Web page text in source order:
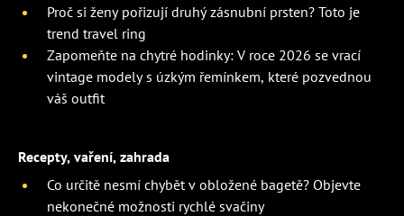
Proč si ženy pořizují druhý zásnubní prsten? Toto je
trend travel ring
Zapomeňte na chytré hodinky: V roce 2026 se vrací
vintage modely s úzkým řemínkem, které pozvednou
váš outfit
Recepty, vaření, zahrada
Co určitě nesmí chybět v obložené bagetě? Objevte
nekonečné možnosti rychlé svačiny